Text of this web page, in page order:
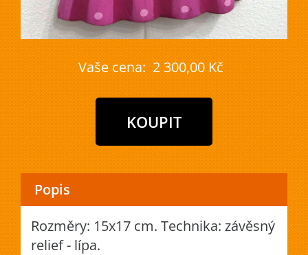
Vaše cena: 2 300,00 Kč
Popis
Rozměry: 15x17 cm. Technika: závěsný
relief - lípa.